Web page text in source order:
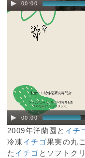
00:00
00:00
2009年洋蘭園と イチ
冷凍 イチゴ果実の丸
た イチゴ とソフトク